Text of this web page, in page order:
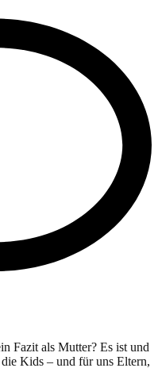
Fazit als Mutter? Es ist und
Kids – und für uns Eltern,